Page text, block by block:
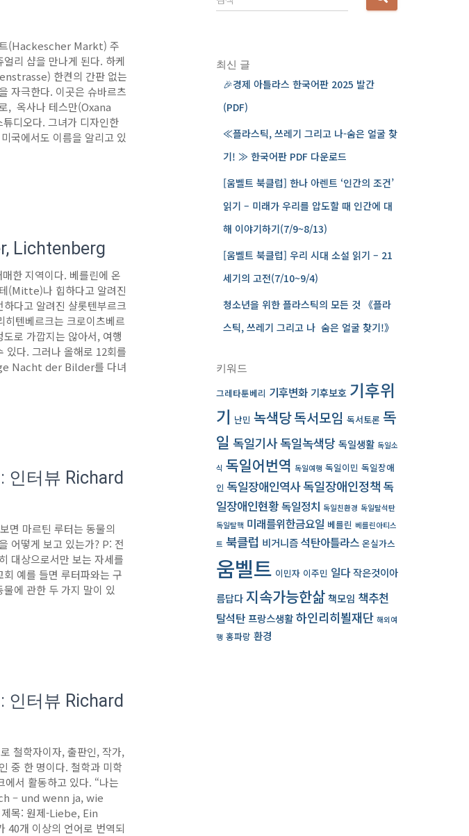
트(Hackescher Markt) 주
리 샵을 만나게 된다. 하케
한켠의 간판 없는
자극한다. 이곳은 슈바르츠
, 옥사나 테스만(Oxana
디오다. 그녀가 디자인한
국에서도 이름을 알리고 있
Lichtenberg
한 지역이다. 베를린에 온
(Mitte)나 힙하다고 알려진
다고 알려진 샬롯텐부르크
텐베르크는 크로이츠베르
로 가깝지는 않아서, 여행
있다. 그러나 올해로 12회를
Nacht der Bilder를 다녀
인터뷰 Richard
면 마르틴 루터는 동물의
어떻게 보고 있는가? P: 전
대상으로서만 보는 자세를
예를 들면 루터파와는 구
에 관한 두 가지 말이 있
인터뷰 Richard
철학자이자, 출판인, 작가,
중 한 명이다. 철학과 미학
서 활동하고 있다. “나는
– und wenn ja, wie
목: 원제-Liebe, Ein
개 이상의 언어로 번역되
음
최신 글
🎉경제 아틀라스 한국어판 2025 발간
(PDF)
≪플라스틱, 쓰레기 그리고 나-숨은 얼굴 찾
기! ≫ 한국어판 PDF 다운로드
[움벨트 북클럽] 한나 아렌트 ‘인간의 조건’
읽기 – 미래가 우리를 압도할 때 인간에 대
해 이야기하기(7/9~8/13)
[움벨트 북클럽] 우리 시대 소설 읽기 – 21
세기의 고전(7/10~9/4)
청소년을 위한 플라스틱의 모든 것 《플라
스틱, 쓰레기 그리고 나 ­ 숨은 얼굴 찾기!》
키워드
그레타툰베리 기후변화 기후보호 기후위
기 난민 녹색당독서모임 독서토론 독
일 독일기사독일녹색당 독일생활 독일소
식 독일어번역 독일여행 독일이민 독일장애
인 독일장애인역사독일장애인정책 독
일장애인현황독일정치 독일친환경 독일탈석탄
독일탈핵 미래를위한금요일 베를린 베를린아티스
트 북클럽 비거니즘 석탄아틀라스 온실가스
움벨트 이민자 이주민 일다 작은것이아
름답다 지속가능한삶 책모임 책추천
탈석탄 프랑스생활 하인리히뵐재단 해외여
행 홍파랑 환경